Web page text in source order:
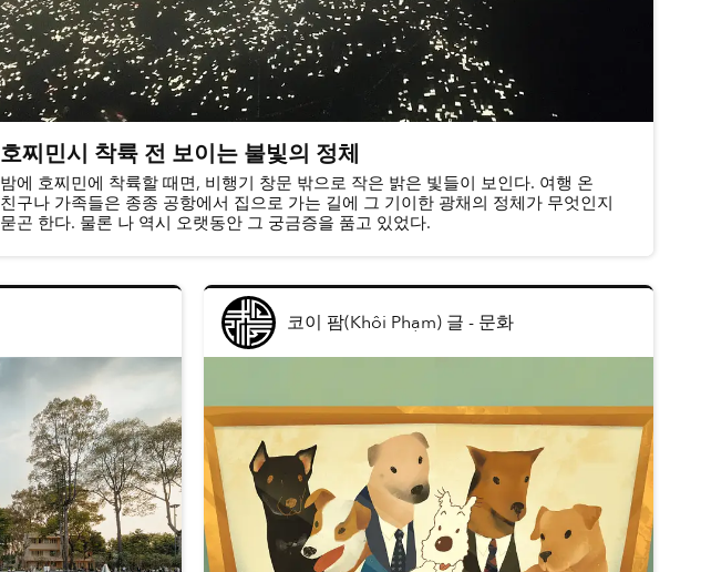
호찌민시 착륙 전 보이는 불빛의 정체
밤에 호찌민에 착륙할 때면, 비행기 창문 밖으로 작은 밝은 빛들이 보인다. 여행 온
친구나 가족들은 종종 공항에서 집으로 가는 길에 그 기이한 광채의 정체가 무엇인지
묻곤 한다. 물론 나 역시 오랫동안 그 궁금증을 품고 있었다.
코이 팜(Khôi Phạm) 글 - 문화